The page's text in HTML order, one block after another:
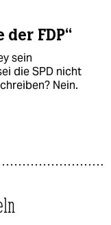
FDP“
sein
die SPD nicht
Nein.